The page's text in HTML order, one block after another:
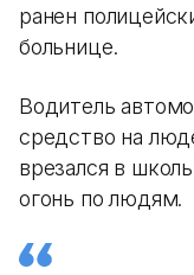
ранен
больнице.
Водитель
средство на
врезался в
огонь по людям.